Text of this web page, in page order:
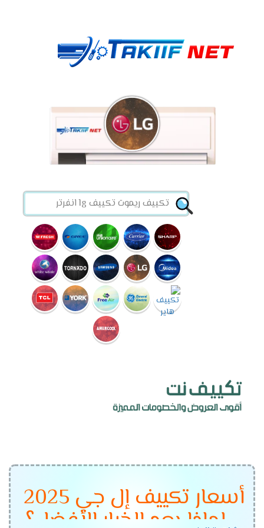
أسعار تكييف إل جي 2025
– لماذا يعد الخيار الأفضل؟